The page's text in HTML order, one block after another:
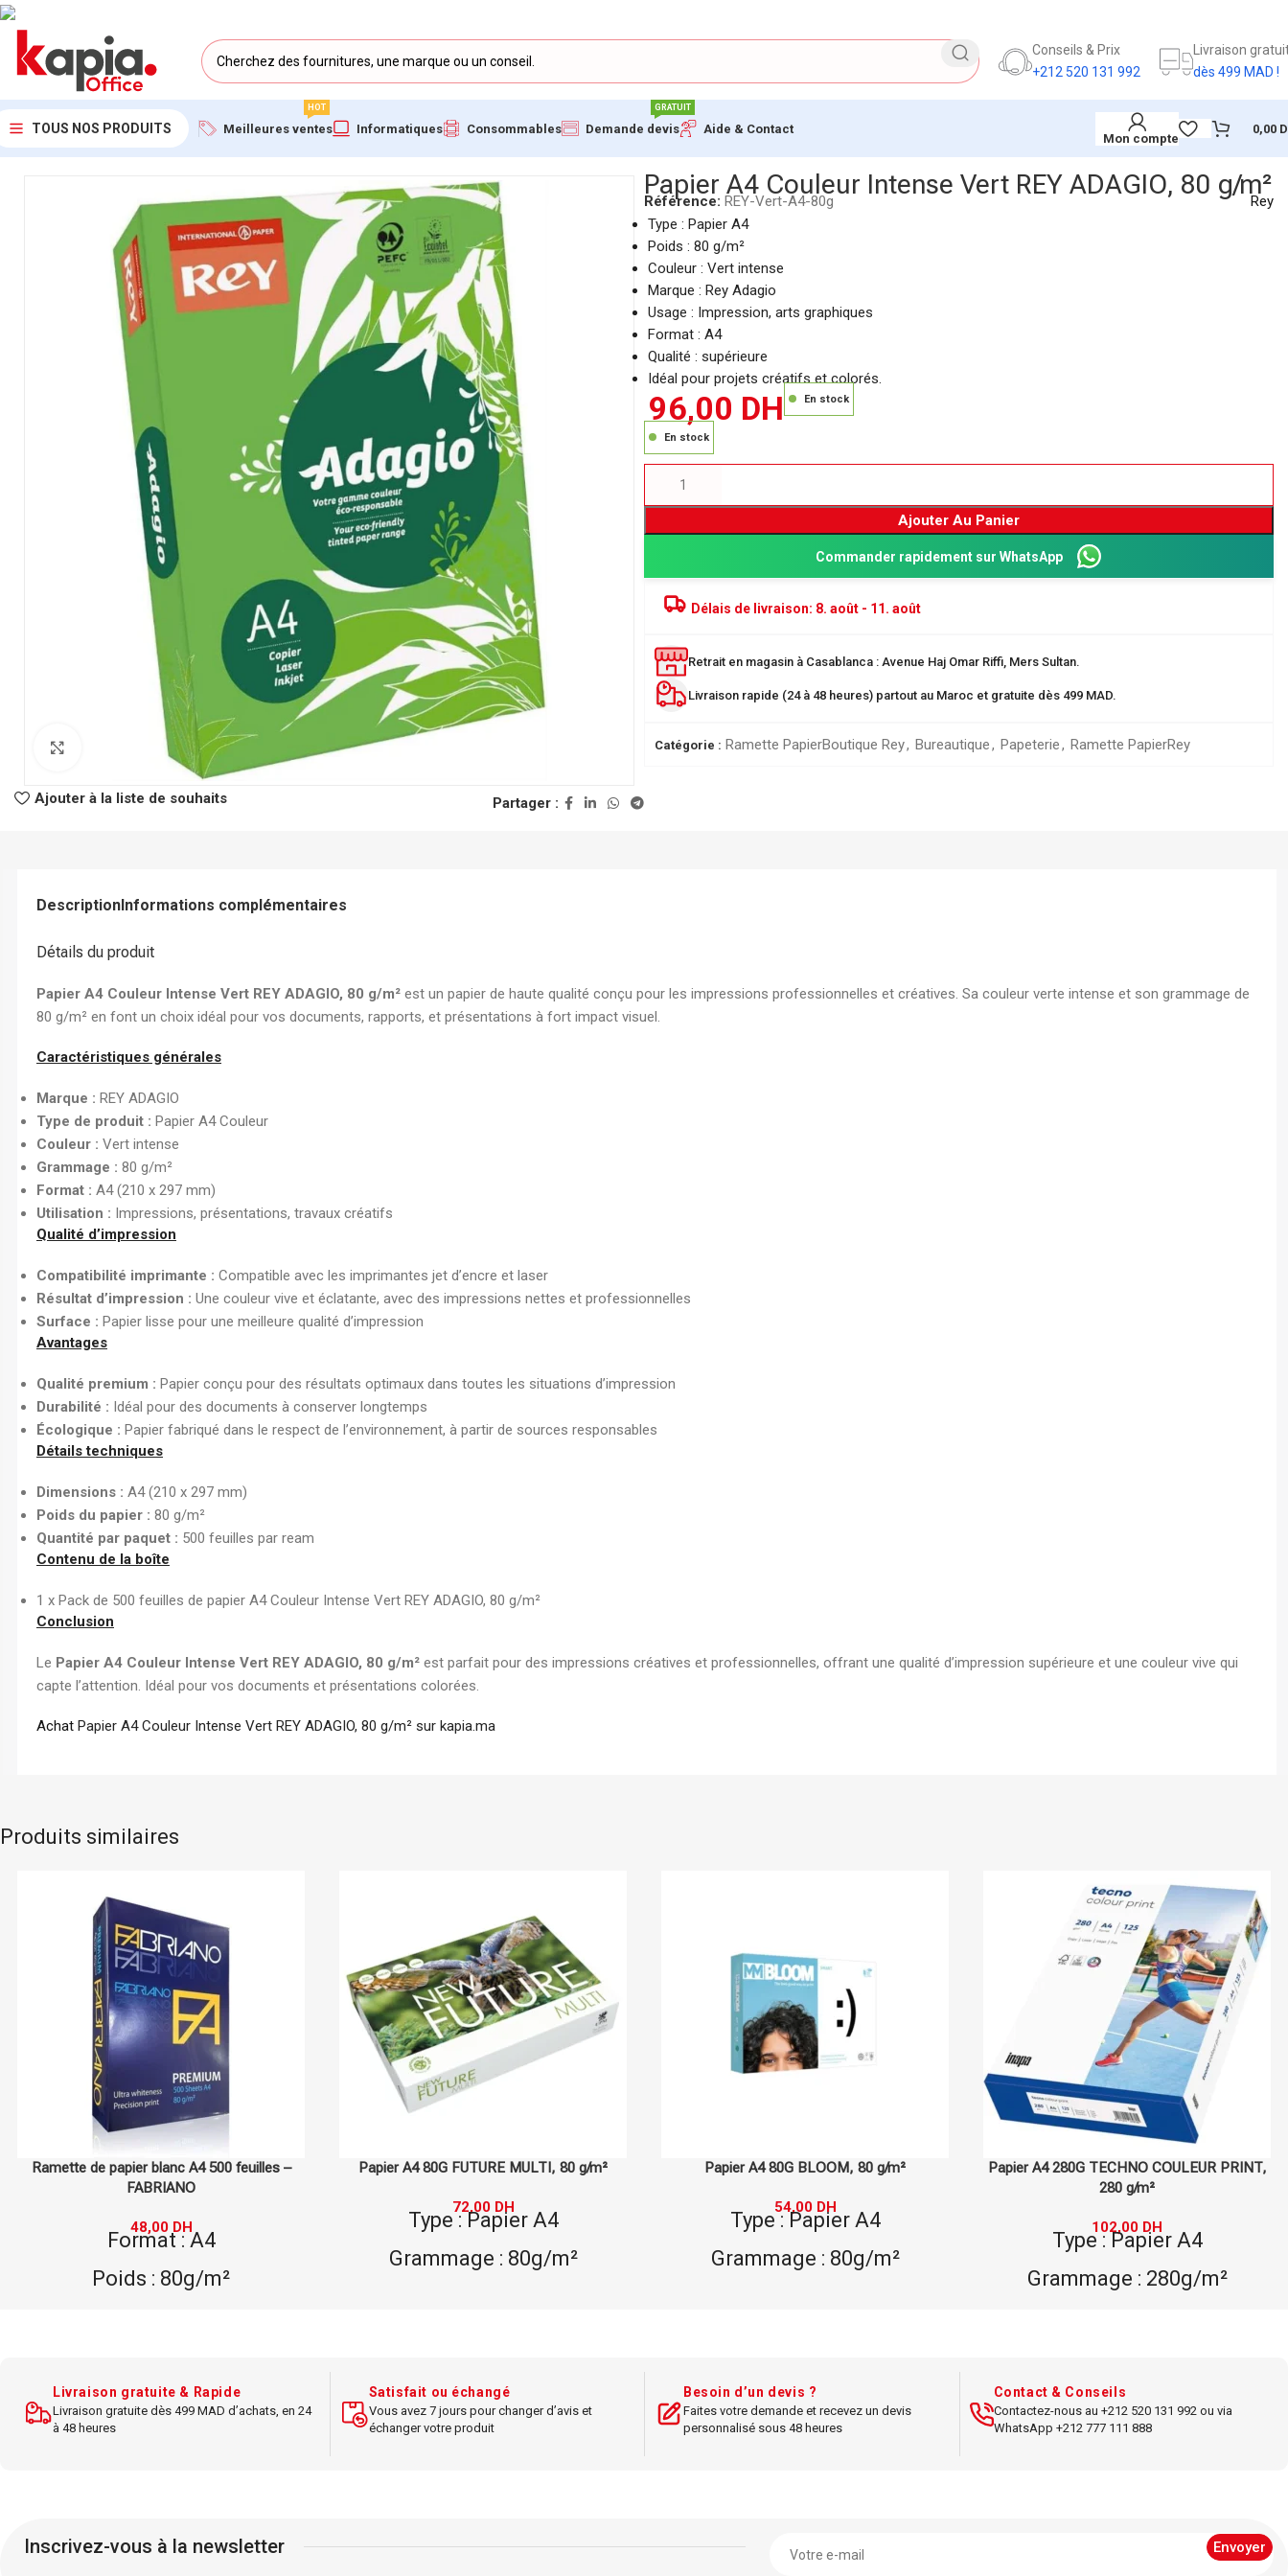
Conseils & Prix
+212 520 131 992
Livraison
dès 499 MAD !
TOUS NOS PRODUITS
Classeur Rigide
Intercalaire
Ramette Chemise
Boîte Archive Cartonnée
Boîte Archive en Poly
AUTRES
Fastener
PRODUITS POPULAIRE
de vos documents
robuste pour archivage sécurisé
Meilleures ventes
HOT
Informatiques Consommables Demande devis
GRATUIT
Aide & Contact
Mon compte
0,00
Accueil/KAPIA OFFICE MAROC
Click to enlarge
Ajouter à la liste de souhaits Partager :
Papier A4 Couleur Intense Vert REY ADAGIO, 80 g/m²
Référence: REY-Vert-A4-80g
Rey
Type : Papier A4
Poids : 80 g/m²
Couleur : Vert intense
Marque : Rey Adagio
Usage : Impression, arts graphiques
Format : A4
Qualité : supérieure
Idéal pour projets créatifs et colorés.
96,00 DH En stock
En stock
Ajouter Au Panier
Commander rapidement sur WhatsApp
Délais de livraison: 8. août - 11. août
Retrait en magasin à Casablanca : Avenue Haj Omar Riffi, Mers Sultan.
Livraison rapide (24 à 48 heures) partout au Maroc et gratuite dès 499 MAD.
Catégorie : Ramette PapierBoutique Rey, Bureautique, Papeterie, Ramette PapierRey
DescriptionInformations complémentaires
Détails du produit
Papier A4 Couleur Intense Vert REY ADAGIO, 80 g/m² est un papier de haute qualité conçu pour les impressions professionnelles et créatives. Sa couleur verte intense et son grammage de
80 g/m² en font un choix idéal pour vos documents, rapports, et présentations à fort impact visuel.
Caractéristiques générales
Marque : REY ADAGIO
Type de produit : Papier A4 Couleur
Couleur : Vert intense
Grammage : 80 g/m²
Format : A4 (210 x 297 mm)
Utilisation : Impressions, présentations, travaux créatifs
Qualité d’impression
Compatibilité imprimante : Compatible avec les imprimantes jet d’encre et laser
Résultat d’impression : Une couleur vive et éclatante, avec des impressions nettes et professionnelles
Surface : Papier lisse pour une meilleure qualité d’impression
Avantages
Qualité premium : Papier conçu pour des résultats optimaux dans toutes les situations d’impression
Durabilité : Idéal pour des documents à conserver longtemps
Écologique : Papier fabriqué dans le respect de l’environnement, à partir de sources responsables
Détails techniques
Dimensions : A4 (210 x 297 mm)
Poids du papier : 80 g/m²
Quantité par paquet : 500 feuilles par ream
Contenu de la boîte
1 x Pack de 500 feuilles de papier A4 Couleur Intense Vert REY ADAGIO, 80 g/m²
Conclusion
Le Papier A4 Couleur Intense Vert REY ADAGIO, 80 g/m² est parfait pour des impressions créatives et professionnelles, offrant une qualité d’impression supérieure et une couleur vive qui
capte l’attention. Idéal pour vos documents et présentations colorées.
Achat Papier A4 Couleur Intense Vert REY ADAGIO, 80 g/m² sur kapia.ma
Produits similaires
Papier A4 80G FUTURE MULTI, 80 g/m²
Future Multi
Type : Papier A4
Marque : FUTURE MULTI
standard
Papier polyvalent adapté pour
Papier A4 80G BLOOM, 80 g/m²
54,00 DH
Type : Papier A4
Grammage : 80g/m²
photocopie
Papier standard, idéal pour
Papier A4 280G TECHNO COULEUR PRINT,
102,00DH
Type : Papier A4
Grammage : 280g/m²
Dimensions : A4
Utilisation : impression
impressions de haute qualité.
Papier A4 80G REY LIGHT, 80 g/m²
Type : Papier A4
Grammage : 80g/m²
Marque : REY LIGHT
bureautique
Papier polyvalent, pour des
Livraison gratuite & Rapide
Livraison gratuite dès 499 MAD d’achats, en 24
à 48 heures
Satisfait ou échangé
Vous avez 7 jours pour changer d’avis et
échanger votre produit
Besoin d’un devis ?
Faites votre demande et recevez un devis
personnalisé sous 48 heures
Contact & Conseils
Contactez-nous au +212 520 131 992 ou via
WhatsApp +212 777 111 888
Inscrivez-vous à la newsletter